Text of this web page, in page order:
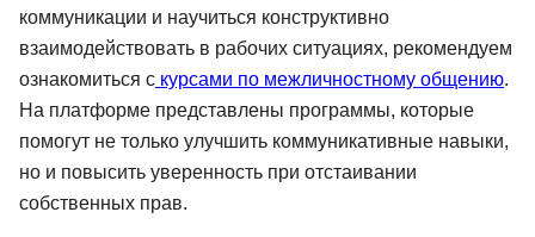
коммуникации и научиться конструктивно
взаимодействовать в рабочих ситуациях, рекомендуем
ознакомиться с курсами по межличностному общению.
На платформе представлены программы, которые
помогут не только улучшить коммуникативные навыки,
но и повысить уверенность при отстаивании
собственных прав.